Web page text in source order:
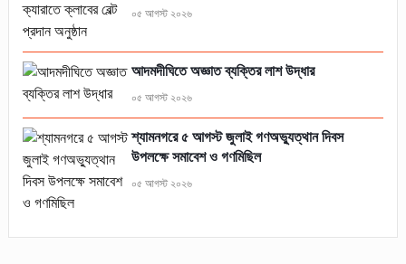
০৫ আগস্ট ২০২৬
আদমদীঘিতে অজ্ঞাত ব্যক্তির লাশ উদ্ধার
০৫ আগস্ট ২০২৬
শ্যামনগরে ৫ আগস্ট জুলাই গণঅভ্যুত্থান দিবস
উপলক্ষে সমাবেশ ও গণমিছিল
০৫ আগস্ট ২০২৬